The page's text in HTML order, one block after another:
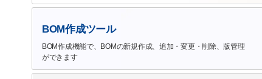
BOM作成ツール
BOM作成機能で、BOMの新規作成、追加・変更・削除、版管理
ができます